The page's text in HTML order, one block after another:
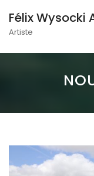
Félix Wysocki
Artiste